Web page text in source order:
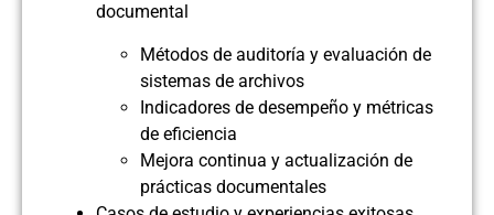
documental
Métodos de auditoría y evaluación de
sistemas de archivos
Indicadores de desempeño y métricas
de eficiencia
Mejora continua y actualización de
prácticas documentales